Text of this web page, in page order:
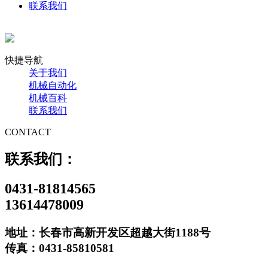
联系我们
快捷导航
关于我们
机械自动化
机械百科
联系我们
CONTACT
联系我们：
0431-81814565
13614478009
地址：长春市高新开发区超越大街1188号
传真：0431-85810581